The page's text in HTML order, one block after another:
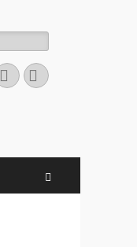
Facebook
E-
mail